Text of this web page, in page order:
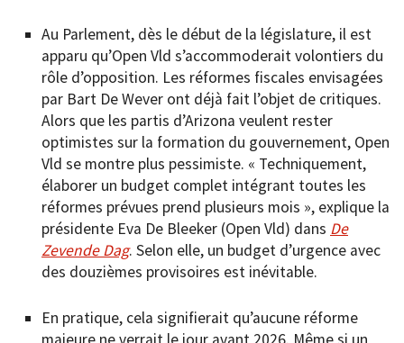
Au Parlement, dès le début de la législature, il est
apparu qu’Open Vld s’accommoderait volontiers du
rôle d’opposition. Les réformes fiscales envisagées
par Bart De Wever ont déjà fait l’objet de critiques.
Alors que les partis d’Arizona veulent rester
optimistes sur la formation du gouvernement, Open
Vld se montre plus pessimiste. « Techniquement,
élaborer un budget complet intégrant toutes les
réformes prévues prend plusieurs mois », explique la
présidente Eva De Bleeker (Open Vld) dans De
Zevende Dag. Selon elle, un budget d’urgence avec
des douzièmes provisoires est inévitable.
En pratique, cela signifierait qu’aucune réforme
majeure ne verrait le jour avant 2026. Même si un